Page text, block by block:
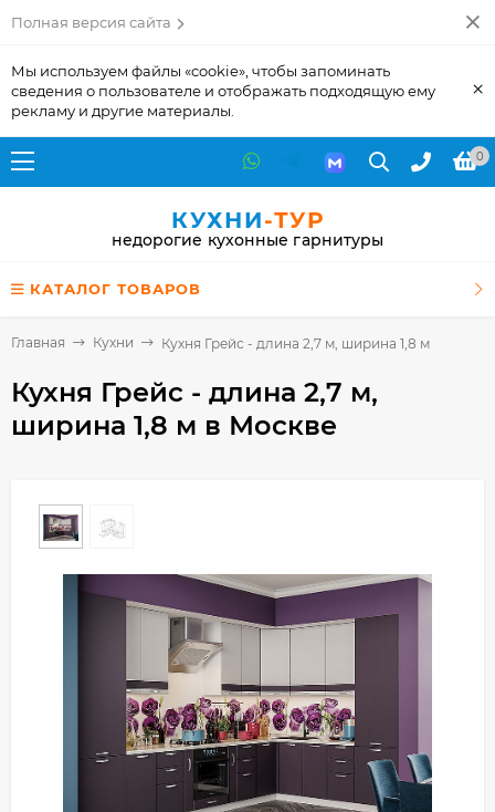
Полная версия сайта
Мы используем файлы «cookie», чтобы запоминать
сведения о пользователе и отображать подходящую ему
рекламу и другие материалы.
×
0
КУХНИ-ТУР
недорогие кухонные гарнитуры
КАТАЛОГ ТОВАРОВ
Главная Кухни Кухня Грейс - длина 2,7 м, ширина 1,8 м
Кухня Грейс - длина 2,7 м,
ширина 1,8 м в Москве